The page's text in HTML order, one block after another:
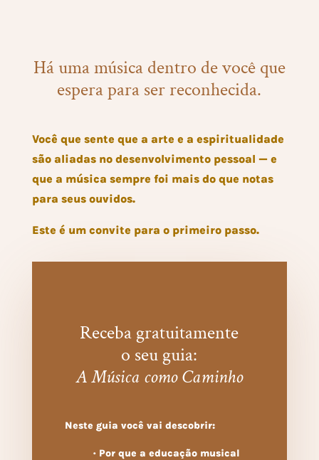
Há uma música dentro de você que
espera para ser reconhecida.
Você que sente que a arte e a espiritualidade
são aliadas no desenvolvimento pessoal — e
que a música sempre foi mais do que notas
para seus ouvidos.
Este é um convite para o primeiro passo.
Receba gratuitamente
o seu guia:
A Música como Caminho
Neste guia você vai descobrir:
· Por que a educação musical